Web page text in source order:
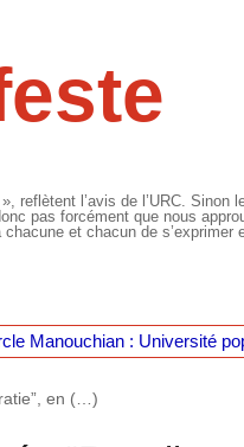
reflètent l’avis de l’URC.
pas forcément que nous
et chacun de s’exprimer
Manouchian : Université
en (…)